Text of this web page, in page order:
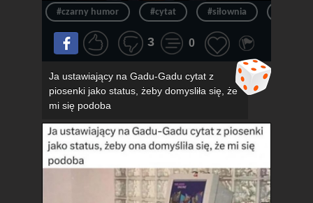
#czarny humor #cytat #siłownia
3 0
Ja ustawiający na Gadu-Gadu cytat z
piosenki jako status, żeby domysliła się, że
mi się podoba